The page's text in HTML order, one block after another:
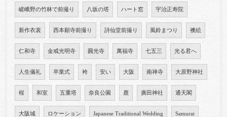
嵯峨野の竹林で前撮り 八坂の塔 ハート窓 宇治正寿院
新作衣裳 西本願寺前撮り 詩仙堂前撮り 風鈴まつり 襖絵
仁和寺 金戒光明寺 圓光寺 萬福寺 七五三 光る君へ
人生儀礼 卒業式 袴 安い 大阪 南禅寺 大原野神社
桜 和室 五重塔 奈良公園 鹿 廣田神社 通天閣
大阪城 ロケーション Japanese Traditional Wedding Samurai